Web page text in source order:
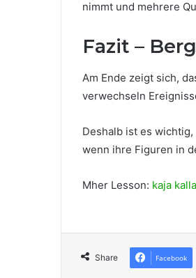
nimmt und mehrere
Fazit –
Am Ende zeigt sich,
verwechseln
Deshalb ist es
wenn ihre Figuren in
Mher Lesson: kaja
Share Facebook